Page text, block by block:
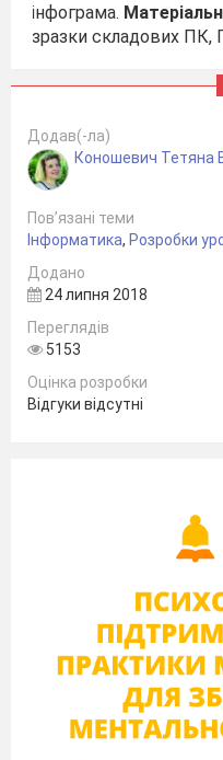
інфограма.
зразки складових ПК,
-
Перевірка
1.
2.
Поякому
4.
Що
3.
Мотивація
-
Додав(-ла)
Коношевич Тетяна
Пов’язані теми
Інформатика, Розробки
Додано
24 липня 2018
Переглядів
5153
Оцінка розробки
Відгуки відсутні